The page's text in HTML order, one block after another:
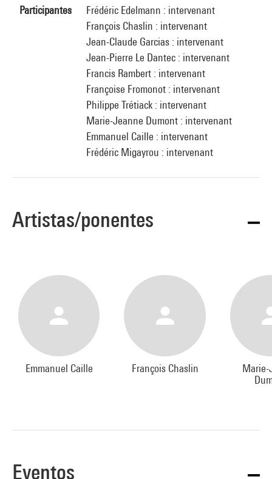
Participantes
Frédéric Edelmann : intervenant
François Chaslin : intervenant
Jean-Claude Garcias : intervenant
Jean-Pierre Le Dantec : intervenant
Francis Rambert : intervenant
Françoise Fromonot : intervenant
Philippe Trétiack : intervenant
Marie-Jeanne Dumont : intervenant
Emmanuel Caille : intervenant
Frédéric Migayrou : intervenant
Artistas/ponentes
Emmanuel Caille François Chaslin
Marie-
Eventos